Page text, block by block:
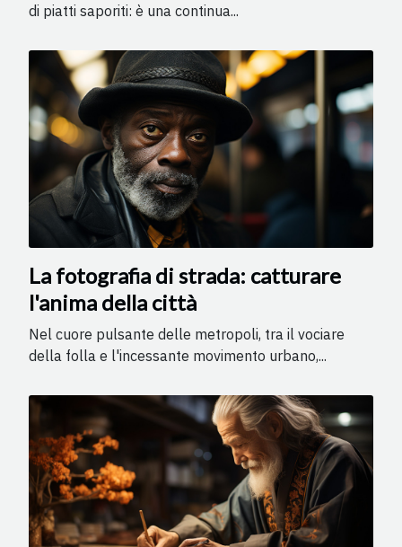
di piatti saporiti: è una continua...
La fotografia di strada: catturare
l'anima della città
Nel cuore pulsante delle metropoli, tra il vociare
della folla e l'incessante movimento urbano,...